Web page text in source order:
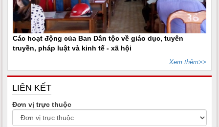
Các hoạt động của Ban Dân tộc về giáo dục, tuyên
truyền, pháp luật và kinh tế - xã hội
Xem thêm>>
LIÊN KẾT
Đơn vị trực thuộc